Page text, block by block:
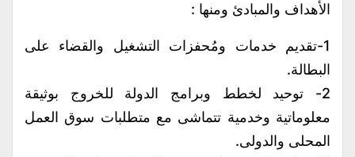
الأهداف والمبادئ ومنها :
1-تقديم خدمات ومُحفزات التشغيل والقضاء على
البطالة.
2- توحيد لخطط وبرامج الدولة للخروج بوثيقة
معلوماتية وخدمية تتماشى مع متطلبات سوق العمل
المحلى والدولى.